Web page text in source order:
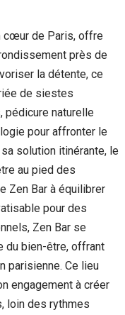
cœur de Paris, offre
près de
la détente, ce
de siestes
pédicure naturelle
pour affronter le
solution itinérante, le
au pied des
Zen Bar à équilibrer
pour des
Zen Bar se
du bien-être, offrant
parisienne. Ce lieu
engagement à créer
loin des rythmes